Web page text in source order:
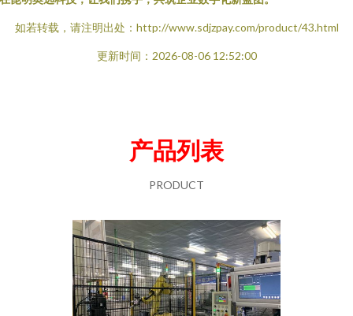
如若转载，请注明出处：http://www.sdjzpay.com/product/43.html
更新时间：2026-08-06 12:52:00
产品列表
PRODUCT